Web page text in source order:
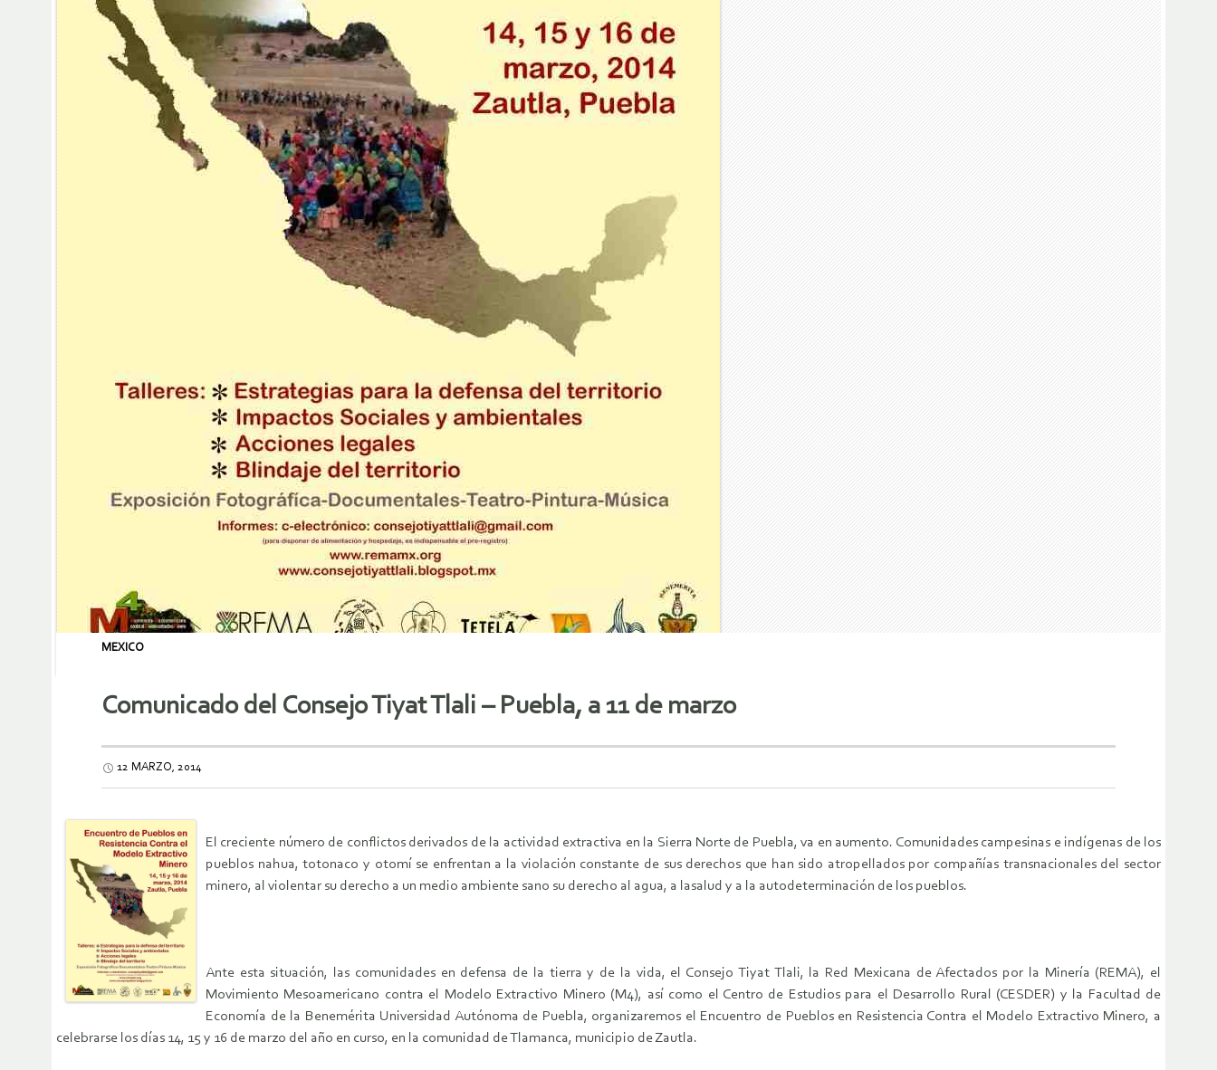
MEXICO
Comunicado del Consejo Tiyat Tlali – Puebla, a 11 de marzo
12 MARZO, 2014
El creciente número de conflictos derivados de la actividad extractiva en la Sierra Norte de Puebla, va en aumento. Comunidades campesinas e indígenas de los
pueblos nahua, totonaco y otomí se enfrentan a la violación constante de sus derechos que han sido atropellados por compañías transnacionales del sector
minero, al violentar su derecho a un medio ambiente sano su derecho al agua, a lasalud y a la autodeterminación de los pueblos.
Ante esta situación, las comunidades en defensa de la tierra y de la vida, el Consejo Tiyat Tlali, la Red Mexicana de Afectados por la Minería (REMA), el
Movimiento Mesoamericano contra el Modelo Extractivo Minero (M4), así como el Centro de Estudios para el Desarrollo Rural (CESDER) y la Facultad de
Economía de la Benemérita Universidad Autónoma de Puebla, organizaremos el Encuentro de Pueblos en Resistencia Contra el Modelo Extractivo Minero, a
celebrarse los días 14, 15 y 16 de marzo del año en curso, en la comunidad de Tlamanca, municipio de Zautla.